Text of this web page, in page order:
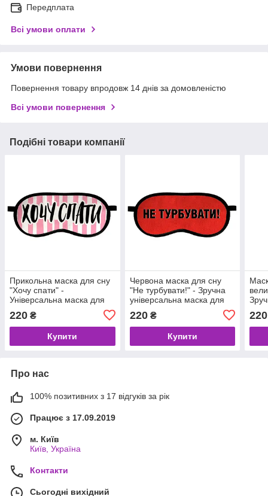
Передплата
Всі умови оплати
Умови повернення
Повернення товару впродовж 14 днів за домовленістю
Всі умови повернення
Подібні товари компанії
Прикольна маска для сну
"Хочу спати" -
Універсальна маска для
сну недорогий подарунок
220 ₴
Купити
Червона маска для сну
"Не турбувати!" - Зручна
універсальна маска для
сну недорогий подарунок
220₴
Купити
220
Про нас
100% позитивних з 17 відгуків за рік
Працює з 17.09.2019
м. Київ
Київ, Україна
Контакти
Сьогодні вихідний